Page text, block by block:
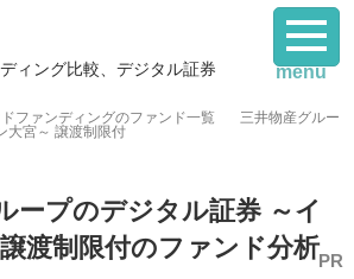
ィング比較、デジタル証券
ファンディングのファンド一覧
三井物産グルー
大宮～ 譲渡制限付
ープのデジタル証券 ～イ
渡制限付のファンド分析
menu